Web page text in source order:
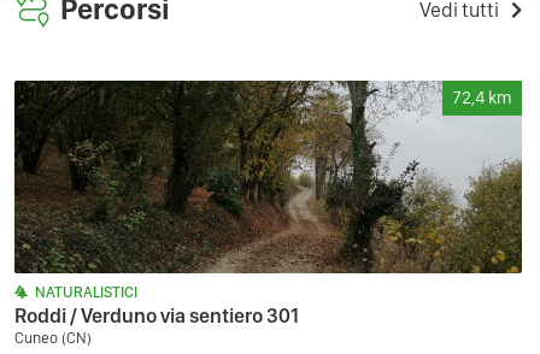
Percorsi Vedi tutti
72,4 km
NATURALISTICI
Roddi / Verduno via sentiero 301
Cuneo (CN)